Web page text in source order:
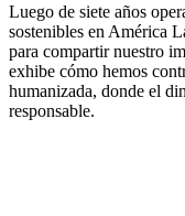
Luego de siete años
sostenibles en América
para compartir nuestro
exhibe cómo hemos
humanizada, donde el
responsable.